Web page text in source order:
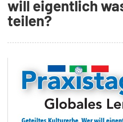
will eigentlich
teilen?